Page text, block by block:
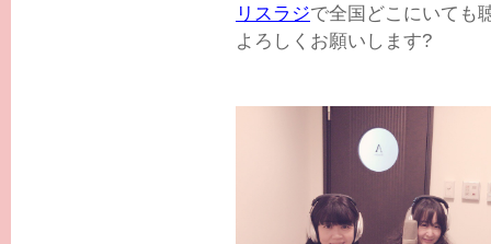
リスラジで全国どこにいても
よろしくお願いします?